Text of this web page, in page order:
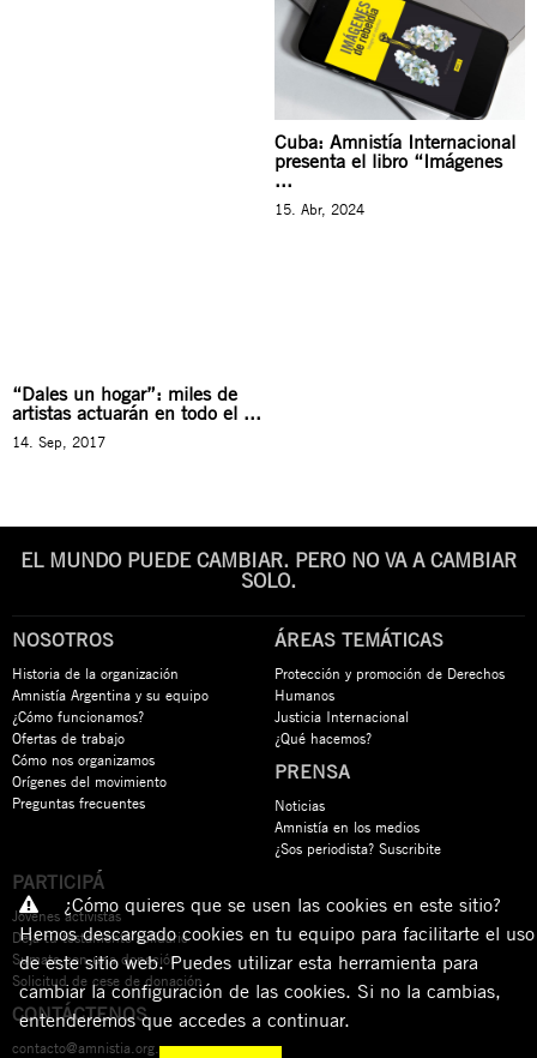
Cuba: Amnistía Internacional
presenta el libro “Imágenes
...
15. Abr, 2024
“Dales un hogar”: miles de
artistas actuarán en todo el ...
14. Sep, 2017
EL MUNDO PUEDE CAMBIAR. PERO NO VA A CAMBIAR
SOLO.
NOSOTROS
Historia de la organización
Amnistía Argentina y su equipo
¿Cómo funcionamos?
Ofertas de trabajo
Cómo nos organizamos
Orígenes del movimiento
Preguntas frecuentes
ÁREAS TEMÁTICAS
Protección y promoción de Derechos
Humanos
Justicia Internacional
¿Qué hacemos?
PRENSA
Noticias
Amnistía en los medios
¿Sos periodista? Suscribite
PARTICIPÁ
Jóvenes activistas
Dejá tu testamento solidario
Sumate con una donación
Solicitud de cese de donación
CONTÁCTENOS
contacto@amnistia.org.ar
¿Cómo quieres que se usen las cookies en este sitio?
Hemos descargado cookies en tu equipo para facilitarte el uso
de este sitio web. Puedes utilizar esta herramienta para
cambiar la configuración de las cookies. Si no la cambias,
entenderemos que accedes a continuar.